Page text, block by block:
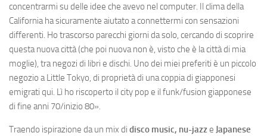
concentrarmi su delle idee che avevo nel computer. Il clima della
California ha sicuramente aiutato a connettermi con sensazioni
differenti. Ho trascorso parecchi giorni da solo, cercando di scoprire
questa nuova città (che poi nuova non è, visto che è la città di mia
moglie), tra negozi di libri e dischi. Uno dei miei preferiti è un piccolo
negozio a Little Tokyo, di proprietà di una coppia di giapponesi
emigrati qui. Lì ho riscoperto il city pop e il funk/fusion giapponese
di fine anni 70/inizio 80».
Traendo ispirazione da un mix di disco music, nu-jazze Japanese